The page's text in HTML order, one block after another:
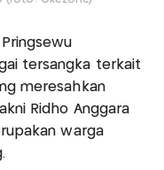
tersangka terkait
meresahkan
Ridho Anggara
warga